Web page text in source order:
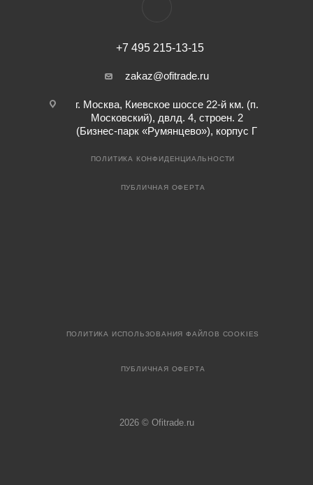
+7 495 215-13-15
zakaz@ofitrade.ru
г. Москва, Киевское шоссе 22-й км. (п.
Московский), двлд. 4, строен. 2
(Бизнес-парк «Румянцево»), корпус Г
ПОЛИТИКА КОНФИДЕНЦИАЛЬНОСТИ
ПУБЛИЧНАЯ ОФЕРТА
ПОЛИТИКА ИСПОЛЬЗОВАНИЯ ФАЙЛОВ COOKIES
ПУБЛИЧНАЯ ОФЕРТА
2026 © Ofitrade.ru